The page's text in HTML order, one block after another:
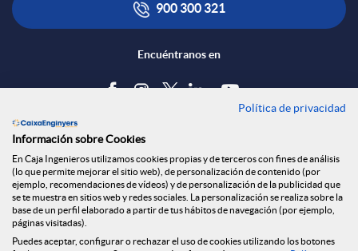
900 300 321
Encuéntranos en
Tablón de anuncios
Política de cookies
Aviso legal
Seguridad Online
Privacidad
Política de privacidad
Información sobre Cookies
En Caja Ingenieros utilizamos cookies propias y de terceros con fines de análisis
(lo que permite mejorar el sitio web), de personalización de contenido (por
ejemplo, recomendaciones de vídeos) y de personalización de la publicidad que
se te muestra en sitios web y redes sociales. La personalización se realiza sobre la
base de un perfil elaborado a partir de tus hábitos de navegación (por ejemplo,
páginas visitadas).
Puedes aceptar, configurar o rechazar el uso de cookies utilizando los botones